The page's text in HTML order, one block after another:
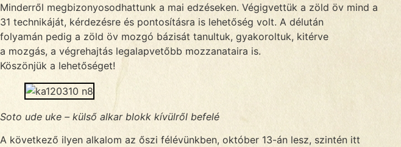
Minderről megbizonyosodhattunk a mai edzéseken. Végigvettük a zöld öv mind a
31 technikáját, kérdezésre és pontosításra is lehetőség volt. A délután
folyamán pedig a zöld öv mozgó bázisát tanultuk, gyakoroltuk, kitérve
a mozgás, a végrehajtás legalapvetőbb mozzanataira is.
Köszönjük a lehetőséget!
Soto ude uke – külső alkar blokk kívülről befelé
A következő ilyen alkalom az őszi félévünkben, október 13-án lesz, szintén itt